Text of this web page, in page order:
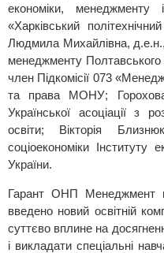
економіки,
«Харківський
Людмила Михайлівна,
менеджменту Полтавського
член Підкомісії 073
та права МОНУ;
Української асоціації з
освіти; Вікторія
соціоекономіки
України.
Гарант ОНП Менеджмент
введено новий освітній
суттєво вплине на
і викладати спеціальні